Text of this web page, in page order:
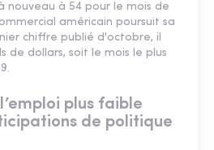
nouveau à 54 pour le mois de
américain poursuit sa
chiffre publié d'octobre, il
de dollars, soit le mois le plus
plus faible
de politique